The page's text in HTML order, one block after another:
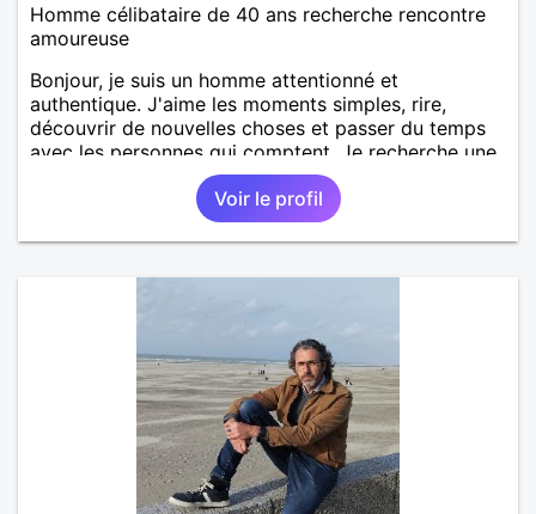
Homme célibataire de 40 ans recherche rencontre
amoureuse
Bonjour, je suis un homme attentionné et
authentique. J'aime les moments simples, rire,
découvrir de nouvelles choses et passer du temps
avec les personnes qui comptent. Je recherche une
relation sérieuse, basée sur le respect, la confiance
et la complicité. Au plaisir de faire connaissance.
Voir le profil